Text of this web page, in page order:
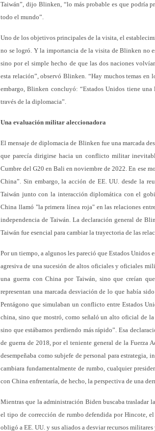
Taiwán”, dijo Blinken, “lo más probable es que podría
todo el mundo”.
Uno de los objetivos principales de la visita, el
no se logró. Y la importancia de la visita de Blinken no
sino por el simple hecho de que las dos naciones
esta relación”, observó Blinken. “Hay muchos temas en
embargo, Blinken concluyó: “Estados Unidos tiene
través de la diplomacia”.
Una evaluación militar aleccionadora
El mensaje de diplomacia de Blinken fue una marcada
que parecía dirigirse hacia un conflicto militar
Cumbre del G20 en Bali en noviembre de 2022. En ese
China”. Sin embargo, la acción de EE. UU. desde la
Taiwán junto con la interacción diplomática con el
China llamó "la primera línea roja" en las relaciones
independencia de Taiwán. La declaración general de
Taiwán fue esencial para cambiar la trayectoria de las
Por un tiempo, a algunos les pareció que Estados
agresiva de una sucesión de altos oficiales y oficiales
una guerra con China por Taiwán, sino que creían
representan una marcada desviación de lo que había
Pentágono que simulaban un conflicto entre Estados
china, sino que mostró, como señaló un alto oficial de
sino que estábamos perdiendo más rápido”. Esa
de guerra de 2018, por el teniente general de la Fuerza
desempeñaba como subjefe de personal para estrategia,
cambiara fundamentalmente de rumbo, cualquier
con China enfrentaría, de hecho, la perspectiva de una
Mientras que la administración Biden buscaba trasladar
el tipo de corrección de rumbo defendida por Hincote,
obligó a EE. UU. y sus aliados a desviar recursos